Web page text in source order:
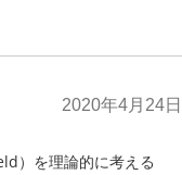
2020年4月24日
）を理論的に考える